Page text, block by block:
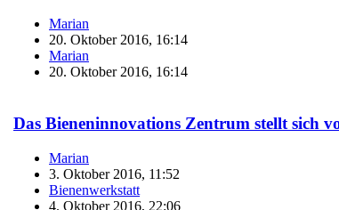
Marian
20. Oktober 2016, 16:14
Marian
20. Oktober 2016, 16:14
Das Bieneninnovations Zentrum stellt sich
Marian
3. Oktober 2016, 11:52
Bienenwerkstatt
4. Oktober 2016, 22:06